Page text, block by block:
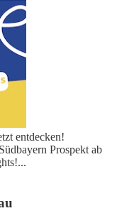
entdecken!
Prospekt ab
...